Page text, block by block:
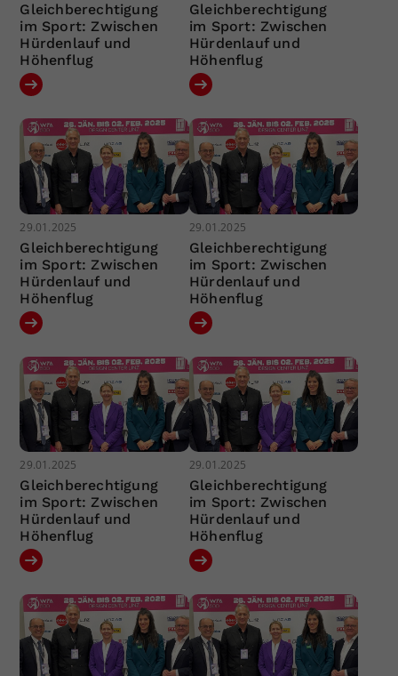
Gleichberechtigung
im Sport: Zwischen
Hürdenlauf und
Höhenflug
Gleichberechtigung
im Sport: Zwischen
Hürdenlauf und
Höhenflug
29.01.2025
Gleichberechtigung
im Sport: Zwischen
Hürdenlauf und
Höhenflug
29.01.2025
Gleichberechtigung
im Sport: Zwischen
Hürdenlauf und
Höhenflug
29.01.2025
Gleichberechtigung
im Sport: Zwischen
Hürdenlauf und
Höhenflug
29.01.2025
Gleichberechtigung
im Sport: Zwischen
Hürdenlauf und
Höhenflug